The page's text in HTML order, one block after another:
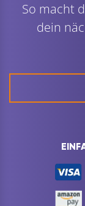
So macht
dein